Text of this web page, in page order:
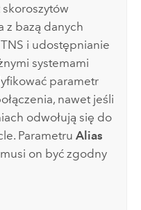
z bazą danych
i udostępnianie
systemami
parametr
nawet jeśli
odwołują się do
. ParametruAlias
on być zgodny